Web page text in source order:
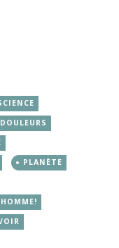
DOULEURS
PLANÈTE